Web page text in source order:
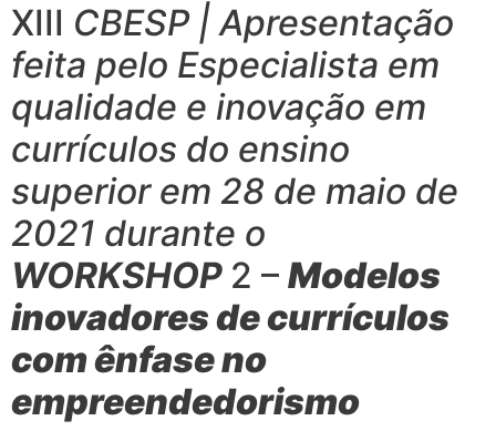
XIII CBESP | Apresentação
feita pelo Especialista em
qualidade e inovação em
currículos do ensino
superior em 28 de maio de
2021 durante o
WORKSHOP 2 – Modelos
inovadores de currículos
com ênfase no
empreendedorismo